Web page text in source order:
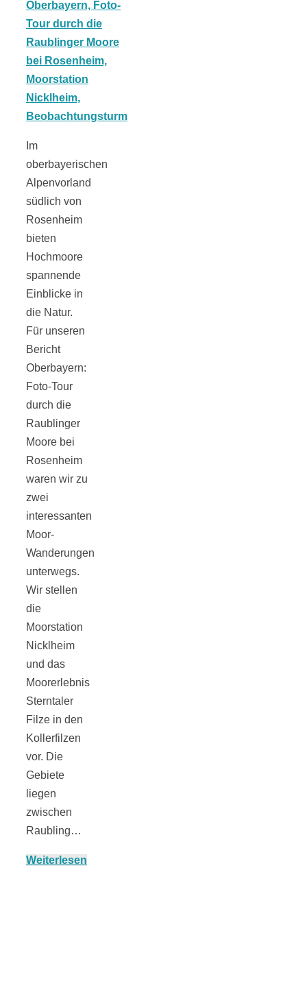
Im
oberbayerischen
Alpenvorland
südlich von
Rosenheim
bieten
Hochmoore
spannende
Einblicke in
die Natur.
Für unseren
Bericht
Oberbayern:
Foto-Tour
durch die
Raublinger
Moore bei
Rosenheim
waren wir zu
zwei
interessanten
Moor-
Wanderungen
unterwegs.
Wir stellen
die
Moorstation
Nicklheim
und das
Moorerlebnis
Sterntaler
Filze in den
Kollerfilzen
vor. Die
Gebiete
liegen
zwischen
Raubling…
Weiterlesen